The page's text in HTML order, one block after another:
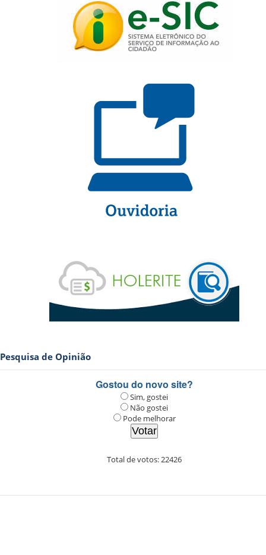
Pesquisa de Opinião
Gostou do novo site?
Sim, gostei
Não gostei
Pode melhorar
Total de votos:22426